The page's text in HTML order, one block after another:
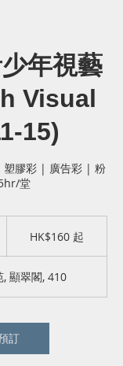
年視藝
Visual
15)
膠彩 | 廣告彩 | 粉
堂
HK$160 起
顯翠閣, 410
訂